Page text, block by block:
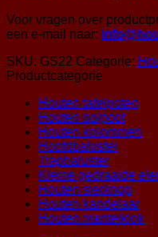
Voor vragen over
een e-mail naar:
SKU: GS22 Categorie:
Productcategorie
Houten tafelpoten
Houten bolpoot
Houten kolommen
Hoofdbaluster
Trapbaluster
Kleine gedraaide
Houten sierknop
Houten kandelaar
Houten mantelklok